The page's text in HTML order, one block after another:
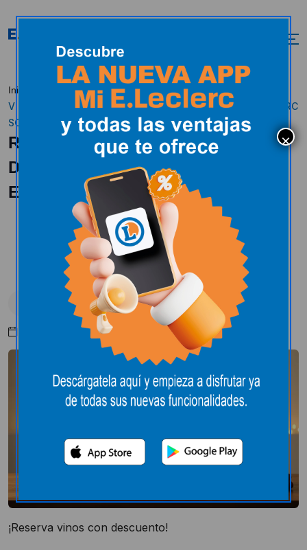
Inicio Actualidad En estos momentos
RESERVA TUS
VINOS FAVORITOS DEL 8 AL 16 DE SEPTIEMBRE EN E.LECLERC
SORIA.
RESERVA TUS VINOS FAVORITOS
DEL 8 AL 16 DE SEPTIEMBRE EN
E.LECLERC SORIA.
En estos momentos
Septiembre 8, 2025
¡Reserva vinos con descuento!